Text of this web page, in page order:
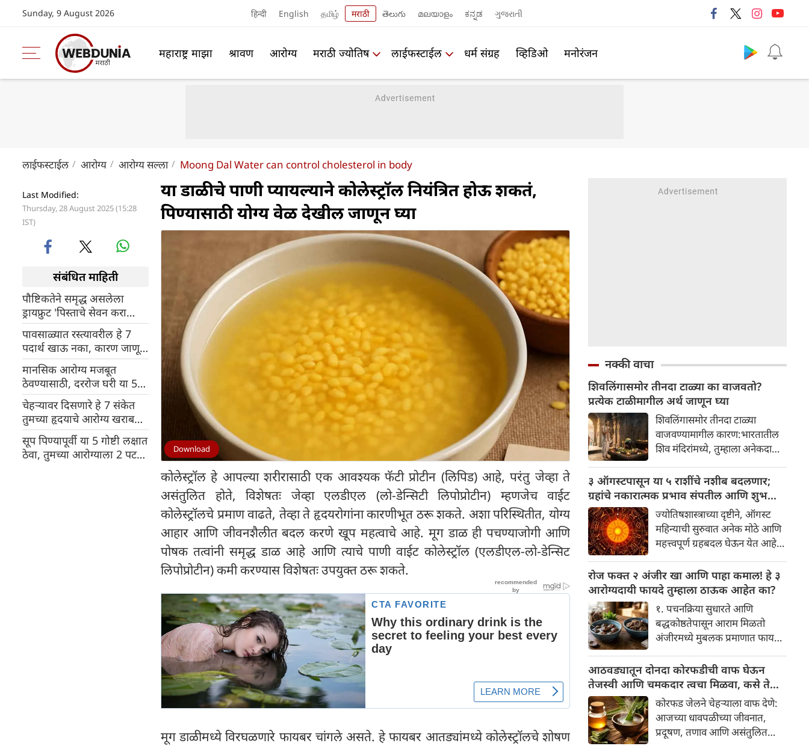
Sunday, 9 August 2026 हिन्दी English தமிழ் मराठी తెలుగు മലയാളം ಕನ್ನಡ ગુજરાતી
महाराष्ट्र माझा श्रावण आरोग्य मराठी ज्योतिष लाईफस्टाईल धर्म संग्रह व्हिडिओ मनोरंजन
लाईफस्टाईल आरोग्य आरोग्य सल्ला Moong Dal Water can control cholesterol in body
Last Modified:
Thursday, 28 August 2025 (15:28
IST)
संबंधित माहिती
पौष्टिकतेने समृद्ध असलेला
ड्रायफ्रुट 'पिस्ताचे सेवन करा
फायदे जाणून घ्या
पावसाळ्यात रस्त्यावरील हे 7
पदार्थ खाऊ नका, कारण जाणून
घ्या
मानसिक आरोग्य मजबूत
ठेवण्यासाठी, दररोज घरी या 5
गोष्टी करा
चेहऱ्यावर दिसणारे हे 7 संकेत
तुमच्या हृदयाचे आरोग्य खराब
असल्याचे सांगू शकतात
सूप पिण्यापूर्वी या 5 गोष्टी लक्षात
ठेवा, तुमच्या आरोग्याला 2 पट
या डाळीचे पाणी प्यायल्याने कोलेस्ट्रॉल नियंत्रित होऊ शकतं,
पिण्यासाठी योग्य वेळ देखील जाणून घ्या
Download
कोलेस्ट्रॉल हे आपल्या शरीरासाठी एक आवश्यक फॅटी प्रोटीन (लिपिड) आहे, परंतु जेव्हा ते
असंतुलित होते, विशेषतः जेव्हा एलडीएल (लो-डेन्सिटी लिपोप्रोटीन) म्हणजेच वाईट
कोलेस्ट्रॉलचे प्रमाण वाढते, तेव्हा ते हृदयरोगांना कारणीभूत ठरू शकते. अशा परिस्थितीत, योग्य
आहार आणि जीवनशैलीत बदल करणे खूप महत्वाचे आहे. मूग डाळ ही पचण्याजोगी आणि
पोषक तत्वांनी समृद्ध डाळ आहे आणि त्याचे पाणी वाईट कोलेस्ट्रॉल (एलडीएल-लो-डेन्सिट
लिपोप्रोटीन) कमी करण्यास विशेषतः उपयुक्त ठरू शकते.
मूग डाळीमध्ये विरघळणारे फायबर चांगले असते. हे फायबर आतड्यांमध्ये कोलेस्ट्रॉलचे शोषण
नक्की वाचा
शिवलिंगासमोर तीनदा टाळ्या का वाजवतो?
प्रत्येक टाळीमागील अर्थ जाणून घ्या
शिवलिंगासमोर तीनदा टाळ्या
वाजवण्यामागील कारण:भारतातील
शिव मंदिरांमध्ये, तुम्हाला अनेकदा
वाजवताना दिसतील. ही एक सामान्य
प्रथा आहे, पण तुम्ही कधी विचार
केला आहे का की यामागे काय रहस्य
आहे आणि प्रत्येक टाळीचा अर्थ काय
आहे? हा केवळ एक विधी नाही, तर
यामागे खोलवर रुजलेल्या पौराणिक
श्रद्धा, आध्यात्मिक अर्थ आणि काही
वैज्ञानिक तर्कदेखील आहेत. चला, या
अनोख्या परंपरेमागील अर्थ
सविस्तरपणे समजून घेऊया.
३ ऑगस्टपासून या ५ राशींचे नशीब बदलणार;
ग्रहांचे नकारात्मक प्रभाव संपतील आणि शुभ
दिवसांची सुरुवात होईलज्योतिषशास्त्राच्या दृष्टीने, ऑगस्ट
महिन्याची सुरुवात अनेक मोठे आणि
महत्त्वपूर्ण ग्रहबदल घेऊन येत आहे.
हालचाल अनेक राशींच्या जीवनात
सकारात्मक बदल घडवून आणणार
आहे. विशेषतः ३ ऑगस्ट रोजी एक
अत्यंत दुर्मिळ आणि फलदायी
ग्रहस्थिती (संयोग) तयार होत आहे.
या दिवशी तयार होणारे शुभ योग,
ग्रहांची स्थिती आणि या गोचरमुळे
ज्यांचे नशीब उजळणार आहे अशा
भाग्यवान राशींबद्दल आपण जाणून
घेऊया!
रोज फक्त २ अंजीर खा आणि पाहा कमाल! हे ३
आरोग्यदायी फायदे तुम्हाला ठाऊक आहेत का?
१. पचनक्रिया सुधारते आणि
बद्धकोष्ठतेपासून आराम मिळतो
अंजीरमध्ये मुबलक प्रमाणात फायबर
बद्धकोष्ठता, गॅस किंवा अपचनाचा
त्रास होत असेल, तर अंजीर
तुमच्यासाठी वरदान ठरू शकते. हे
आतड्यांची स्वच्छता ठेवण्यास मदत
करते. पचनसंस्था मजबूत करून पोट
साफ होण्यास मदत करते.
आठवड्यातून दोनदा कोरफडीची वाफ घेऊन
तेजस्वी आणि चमकदार त्वचा मिळवा, कसे ते
जाणून घ्या
कोरफड जेलने चेहऱ्याला वाफ देणे:
आजच्या धावपळीच्या जीवनात,
प्रदूषण, तणाव आणि असंतुलित